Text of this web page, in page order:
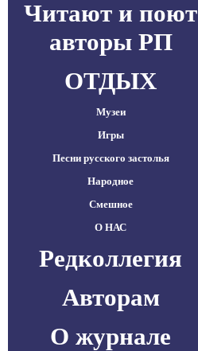
Читают и поют
авторы РП
ОТДЫХ
Музеи
Игры
Песни русского застолья
Народное
Смешное
О НАС
Редколлегия
Авторам
О журнале